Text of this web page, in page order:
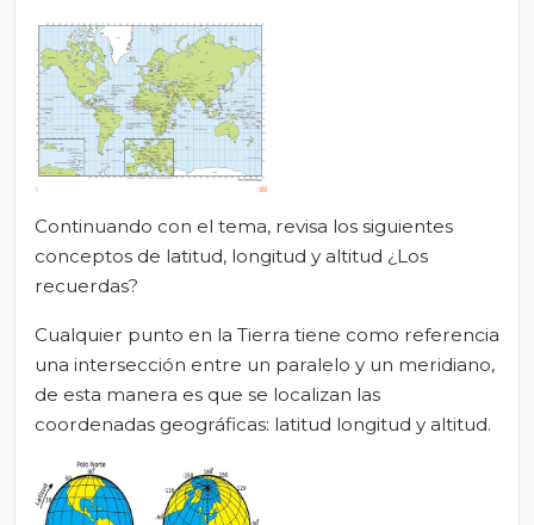
Continuando con el tema, revisa los siguientes
conceptos de latitud, longitud y altitud ¿Los
recuerdas?
Cualquier punto en la Tierra tiene como referencia
una intersección entre un paralelo y un meridiano,
de esta manera es que se localizan las
coordenadas geográficas: latitud longitud y altitud.